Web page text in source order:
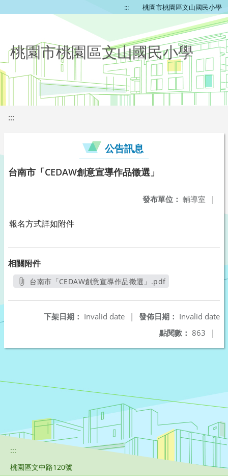
::: 桃園市桃園區文山國民小學
桃園市桃園區文山國民小學
:::
公告訊息
台南市「CEDAW創意宣導作品徵選」
發布單位： 輔導室 |
報名方式詳如附件
相關附件
台南市「CEDAW創意宣導作品徵選」.pdf
發佈日期： Invalid date
下架日期： Invalid date
|
點閱數： 863 |
:::
桃園區文中路120號